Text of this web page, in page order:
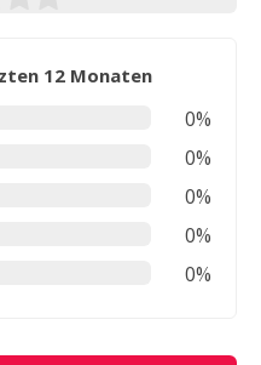
12 Monaten
0%
0%
0%
0%
0%